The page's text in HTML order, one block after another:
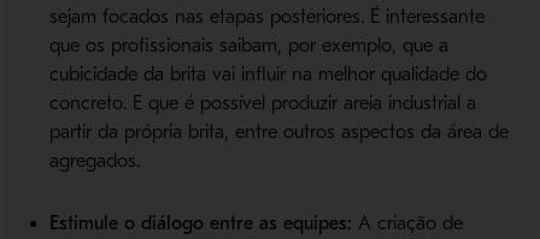
sejam focados nas etapas posteriores. É interessante
que os profissionais saibam, por exemplo, que a
cubicidade da brita vai influir na melhor qualidade do
concreto. E que é possível produzir areia industrial a
partir da própria brita, entre outros aspectos da área de
agregados.
Estimule o diálogo entre as equipes: A criação de